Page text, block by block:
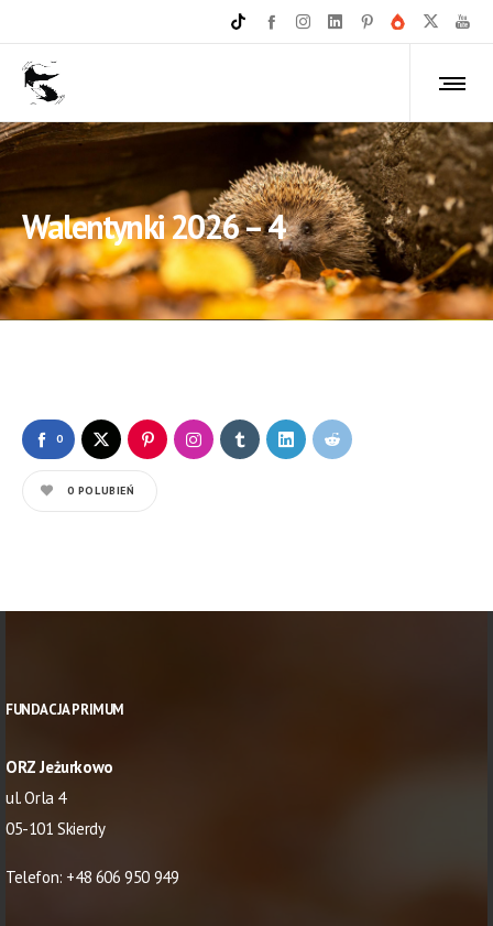
Walentynki 2026 – 4
0
0 POLUBIEŃ
FUNDACJA PRIMUM
ORZ Jeżurkowo
ul. Orla 4
05-101 Skierdy
Telefon: +48 606 950 949